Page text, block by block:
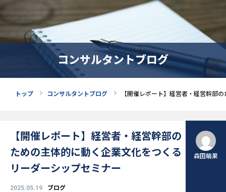
コンサルタントブログ
トップ コンサルタントブログ 【開催レポート】経営者・経営幹部
【開催レポート】経営者・経営幹部の
ための主体的に動く企業文化をつくる
リーダーシップセミナー
2025.05.19 ブログ
森田萌果